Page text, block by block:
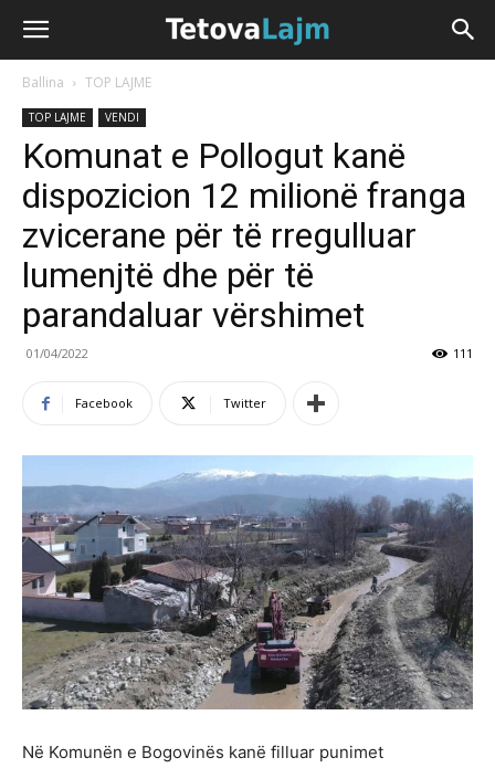
Ballina TOP LAJME
TOP LAJME VENDI
Komunat e Pollogut kanë
dispozicion 12 milionë franga
zvicerane për të rregulluar
lumenjtë dhe për të
parandaluar vërshimet
01/04/2022 111
Facebook Twitter
Në Komunën e Bogovinës kanë filluar punimet